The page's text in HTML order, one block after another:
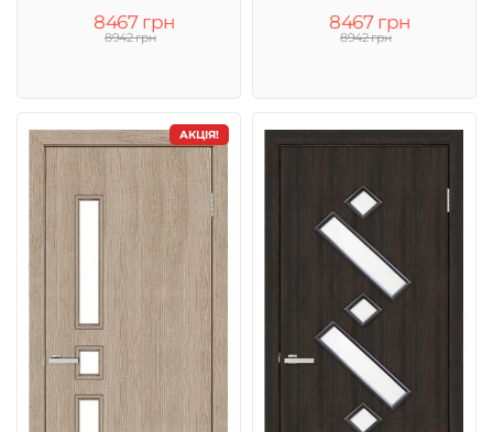
8467 грн
8942 грн
8467 грн
8942 грн
АКЦІЯ!